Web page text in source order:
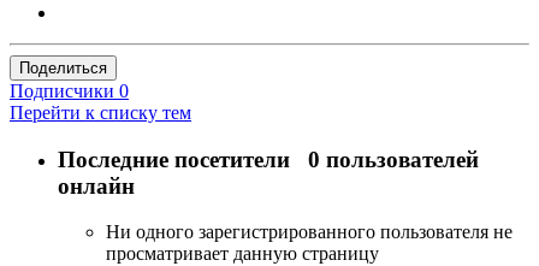
Поделиться
Подписчики 0
Перейти к списку тем
Последние посетители 0 пользователей
онлайн
Ни одного зарегистрированного пользователя не
просматривает данную страницу